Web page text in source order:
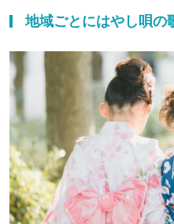
地域ごとにはやし唄の